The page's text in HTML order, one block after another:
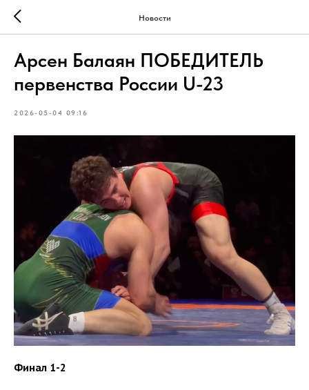
Новости
Арсен Балаян ПОБЕДИТЕЛЬ
первенства России U-23
2026-05-04 09:16
Финал 1-2